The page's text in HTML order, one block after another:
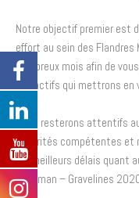
Notre objectif premier est
effort au sein des
nombreux mois afin de
attractifs qui mettrons en
Nous resterons attentifs
autorités compétentes et
les meilleurs délais quant
Chtriman – Gravelines